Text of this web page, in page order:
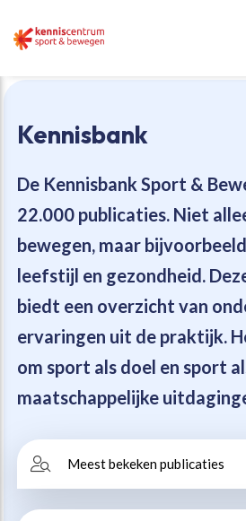
Kennisbank
De Kennisbank Sport &
22.000 publicaties. Niet
bewegen, maar
leefstijl en gezondheid.
biedt een overzicht van
ervaringen uit de praktijk.
om sport als doel en sport
maatschappelijke
Meest bekeken publicaties
Bewegen voor een gezonde leefstijl
Jeugd in beweging
Vitaal ouder worden
Maatschappelijke waarde
Beweegvriendelijke omgeving
Ons team
Onze missie
Onze werkwijze
Organisatie
Werken bij